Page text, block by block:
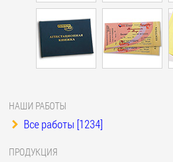
НАШИ РАБОТЫ
Все работы [1234]
ПРОДУКЦИЯ